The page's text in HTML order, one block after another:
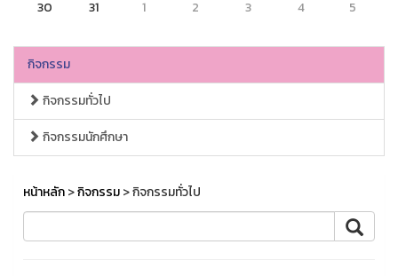
30
31 1 2 3 4 5
กิจกรรม
กิจกรรมทั่วไป
กิจกรรมนักศึกษา
หน้าหลัก>กิจกรรม> กิจกรรมทั่วไป